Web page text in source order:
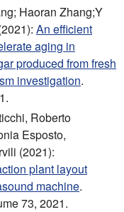
Haoran Zhang;Y
An efficient
aging in
produced from fresh
investigation.
Roberto
Esposto,
(2021):
plant layout
machine.
73, 2021.